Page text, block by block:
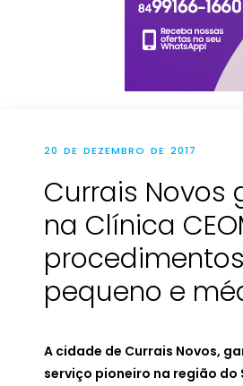
20 DE DEZEMBRO DE 2017
Currais Novos
na Clínica
pequeno e
A cidade de Currais Novos,
serviço pioneiro na região do